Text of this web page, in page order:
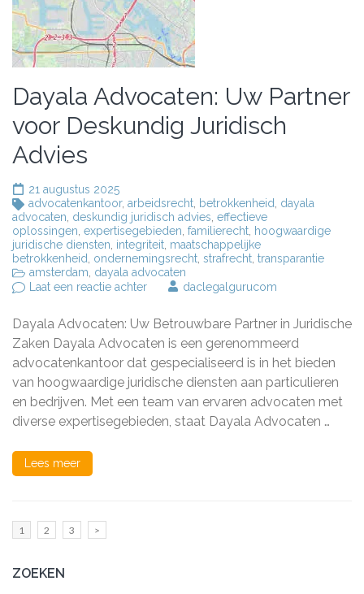
Dayala Advocaten: Uw Partner
voor Deskundig Juridisch
Advies
21 augustus 2025
advocatenkantoor, arbeidsrecht, betrokkenheid, dayala
advocaten, deskundig juridisch advies, effectieve
oplossingen, expertisegebieden, familierecht, hoogwaardige
juridische diensten, integriteit, maatschappelijke
betrokkenheid, ondernemingsrecht, strafrecht, transparantie
amsterdam, dayala advocaten
Laat een reactie achterop
Uw
Partner
Deskundig
Juridisch
Advies
daclegalgurucom
Dayala Advocaten: Uw Betrouwbare Partner in Juridische
Zaken Dayala Advocaten is een gerenommeerd
advocatenkantoor dat gespecialiseerd is in het bieden
van hoogwaardige juridische diensten aan particulieren
en bedrijven. Met een team van ervaren advocaten met
diverse expertisegebieden, staat Dayala Advocaten …
Lees meer
Berichten
Pagina
1 Pagina
2 Pagina
3 >
ZOEKEN